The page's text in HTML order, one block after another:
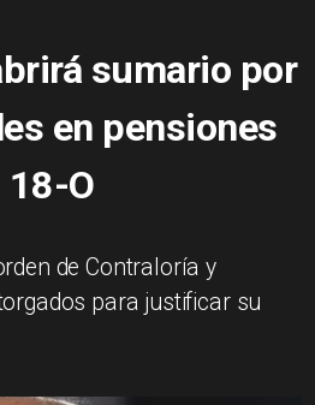
sumario por
en pensiones
18-O
de Contraloría y
para justificar su